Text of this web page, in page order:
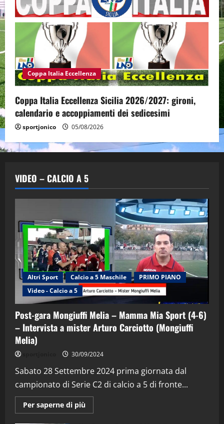
Coppa Italia Eccellenza
Coppa Italia Eccellenza Sicilia 2026/2027: gironi,
calendario e accoppiamenti dei sedicesimi
sportjonico 05/08/2026
VIDEO – CALCIO A 5
Altri Sport Calcio a 5 Maschile
PRIMO PIANO
Video - Calcio a 5
Post-gara Mongiuffi Melia – Mamma Mia Sport (4-6)
– Intervista a mister Arturo Carciotto (Mongiuffi
Melia)
30/09/2024
Sabato 28 Settembre 2024 prima giornata dal
campionato di Serie C2 di calcio a 5 di fronte...
Per saperne di più
informazioni
2
“SportEmpire” in Podcast: 29^ Puntata
(Martedi 28 Aprile 2026)
28/04/2026
"SportEmpire" in Podcast